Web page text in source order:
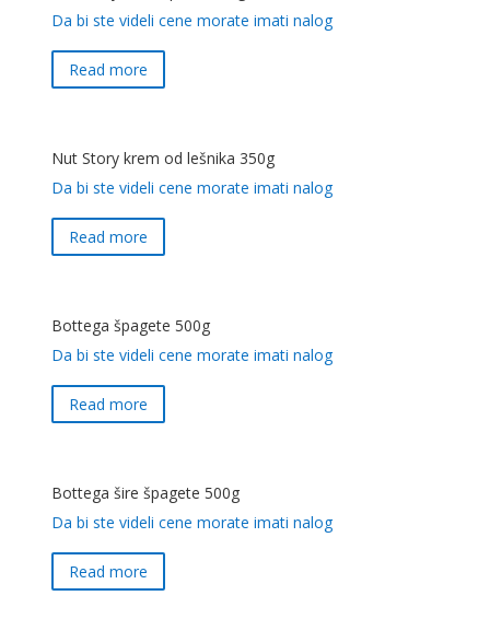
Da bi ste videli cene morate imati nalog
Read more
Nut Story krem od lešnika 350g
Da bi ste videli cene morate imati nalog
Read more
Bottega špagete 500g
Da bi ste videli cene morate imati nalog
Read more
Bottega šire špagete 500g
Da bi ste videli cene morate imati nalog
Read more